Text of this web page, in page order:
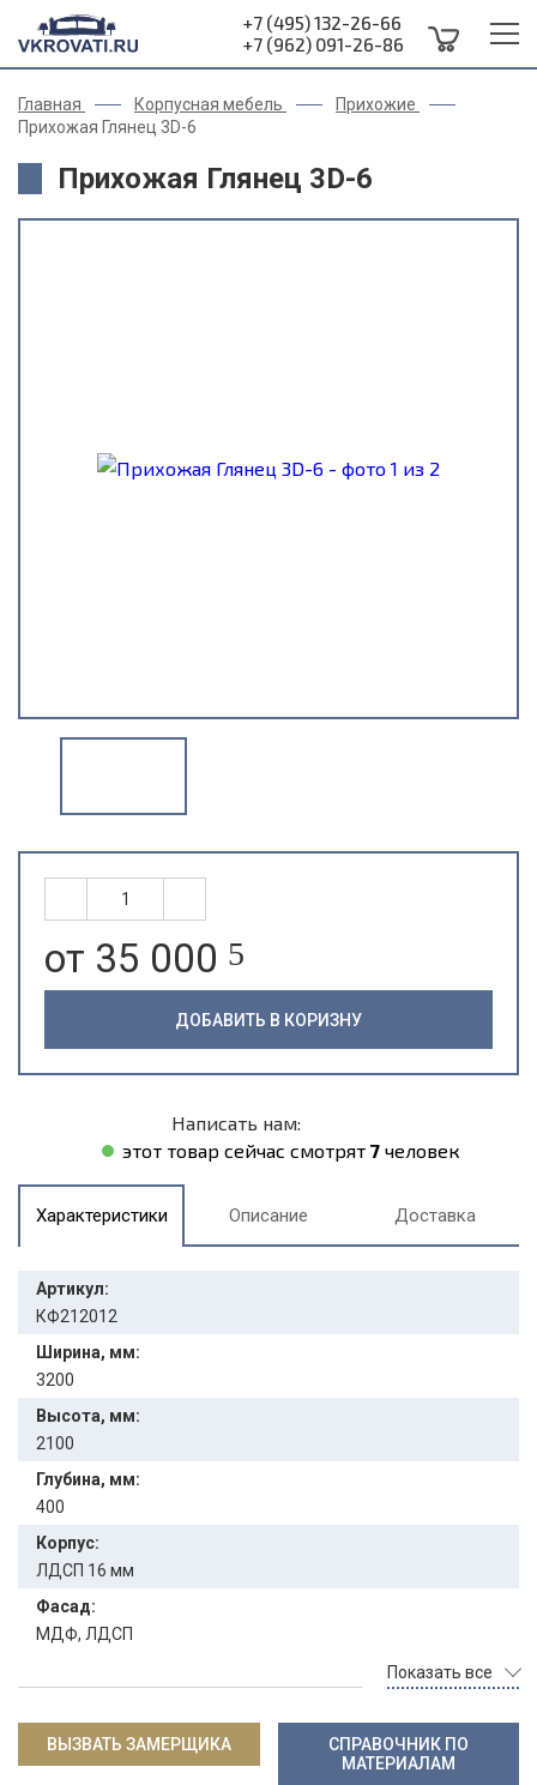
+7 (495) 132-26-66
+7 (962) 091-26-86
Главная Корпусная мебель
Прихожие
Прихожая Глянец 3D-6
Прихожая Глянец 3D-6
от 35 000 5
ДОБАВИТЬ В КОРИЗНУ
Написать нам:
этот товар сейчас смотрят 7человек
Характеристики Описание Доставка
Артикул:
КФ212012
Ширина, мм:
3200
Высота, мм:
2100
Глубина, мм:
400
Корпус:
ЛДСП 16 мм
Фасад:
МДФ, ЛДСП
Показать все
ВЫЗВАТЬ ЗАМЕРЩИКА
СПРАВОЧНИК ПО
МАТЕРИАЛАМ